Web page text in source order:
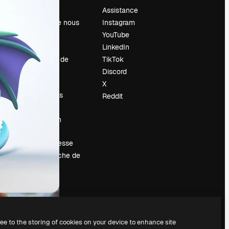
À propos de nous
Carrières
Tendances de
recherche
Événements
Vendre mon
Salle de presse
À la recherche de
Assistance
Instagram
YouTube
LinkedIn
TikTok
Discord
X
Reddit
to the storing of cookies on your device to enhance site